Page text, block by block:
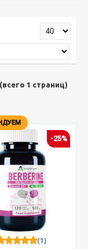
1 страниц)
-25%
(1)